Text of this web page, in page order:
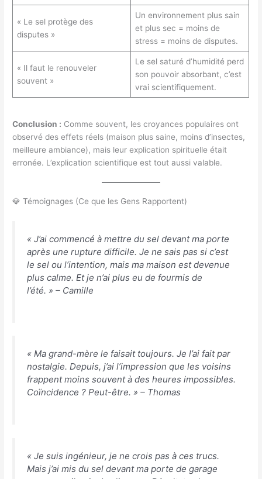
« Le sel protège des
disputes »
Un environnement plus sain
et plus sec = moins de
stress = moins de disputes.
« Il faut le renouveler
souvent »
Le sel saturé d’humidité perd
son pouvoir absorbant, c’est
vrai scientifiquement.
Conclusion : Comme souvent, les croyances populaires ont
observé des effets réels (maison plus saine, moins d’insectes,
meilleure ambiance), mais leur explication spirituelle était
erronée. L’explication scientifique est tout aussi valable.
💎 Témoignages (Ce que les Gens Rapportent)
« J’ai commencé à mettre du sel devant ma porte
après une rupture difficile. Je ne sais pas si c’est
le sel ou l’intention, mais ma maison est devenue
plus calme. Et je n’ai plus eu de fourmis de
l’été. » – Camille
« Ma grand-mère le faisait toujours. Je l’ai fait par
nostalgie. Depuis, j’ai l’impression que les voisins
frappent moins souvent à des heures impossibles.
Coïncidence ? Peut-être. » – Thomas
« Je suis ingénieur, je ne crois pas à ces trucs.
Mais j’ai mis du sel devant ma porte de garage